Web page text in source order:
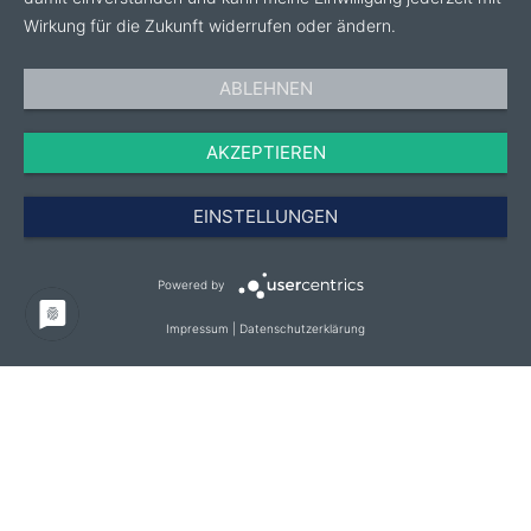
der Topferdemischungen und Substrate bis hin zu
Van der Knaap hat praktisch für jede Anbau- und
Bepflanzungsphase eine Lösung parat.
Wirkung für die Zukunft widerrufen oder ändern.
ABLEHNEN
AKZEPTIEREN
EINSTELLUNGEN
Powered by
Impressum Datenschutzerklärung